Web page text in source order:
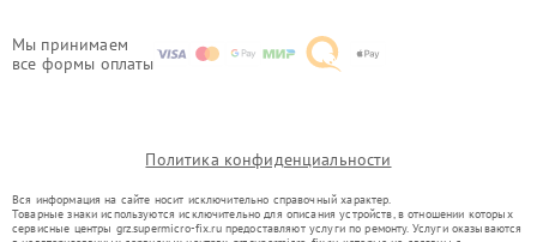
Мы принимаем
все формы оплаты
Политика конфиденциальности
Вся информация на сайте носит исключительно справочный характер.
Товарные знаки используются исключительно для описания устройств, в отношении которых
сервисные центры grz.supermicro-fix.ru предоставляют услуги по ремонту. Услуги оказываются